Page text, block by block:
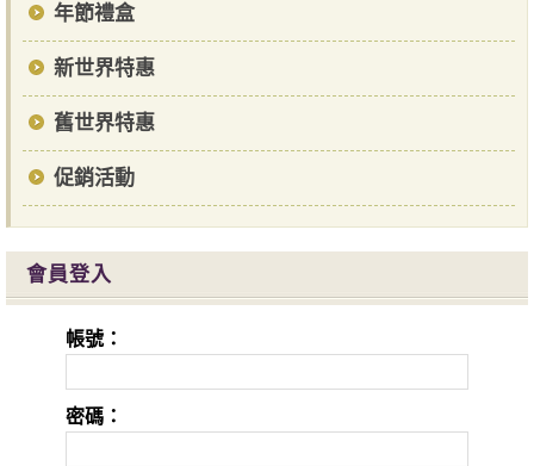
年節禮盒
新世界特惠
舊世界特惠
促銷活動
會員登入
帳號：
密碼：